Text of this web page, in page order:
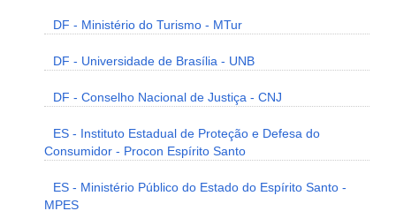
DF - Ministério do Turismo - MTur
DF - Universidade de Brasília - UNB
DF - Conselho Nacional de Justiça - CNJ
ES - Instituto Estadual de Proteção e Defesa do
Consumidor - Procon Espírito Santo
ES - Ministério Público do Estado do Espírito Santo -
MPES